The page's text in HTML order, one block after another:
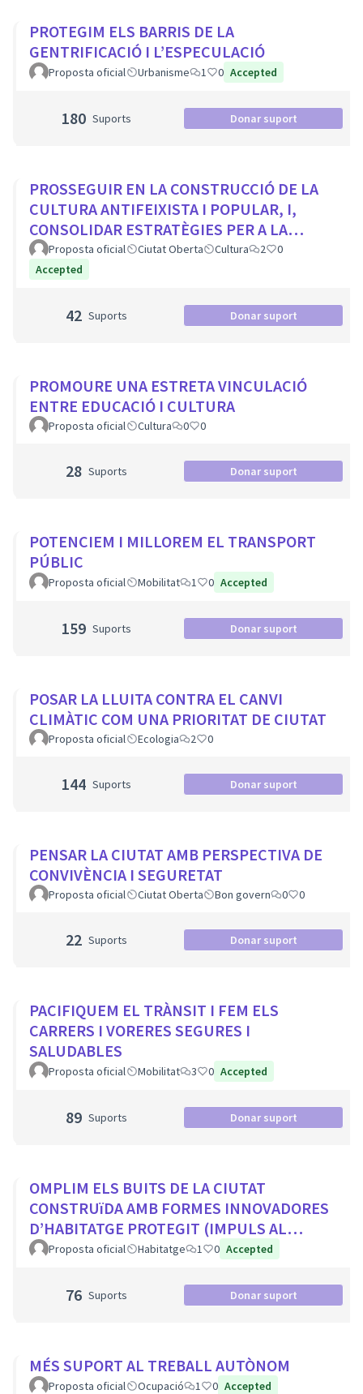
PROTEGIM ELS BARRIS DE LA
GENTRIFICACIÓ I L’ESPECULACIÓ
Proposta oficial Urbanisme 1 0 Accepted
180 Suports Donar suport
PROSSEGUIR EN LA CONSTRUCCIÓ DE LA
CULTURA ANTIFEIXISTA I POPULAR, I,
CONSOLIDAR ESTRATÈGIES PER A LA
VISIBILITZACIÓ DE LA MEMÒRIA
DEMOCRÀTICA CIUTADA
Proposta oficial Ciutat Oberta Cultura 2
0
Accepted
42 Suports Donar suport
PROMOURE UNA ESTRETA VINCULACIÓ
ENTRE EDUCACIÓ I CULTURA
Proposta oficial Cultura 0 0
28 Suports Donar suport
POTENCIEM I MILLOREM EL TRANSPORT
PÚBLIC
Proposta oficial Mobilitat 1 0 Accepted
159 Suports Donar suport
POSAR LA LLUITA CONTRA EL CANVI
CLIMÀTIC COM UNA PRIORITAT DE CIUTAT
Proposta oficial Ecologia 2 0
144 Suports Donar suport
PENSAR LA CIUTAT AMB PERSPECTIVA DE
CONVIVÈNCIA I SEGURETAT
Proposta oficial Ciutat Oberta Bon govern 0 0
22 Suports Donar suport
PACIFIQUEM EL TRÀNSIT I FEM ELS
CARRERS I VORERES SEGURES I
SALUDABLES
Proposta oficial Mobilitat 3 0 Accepted
89 Suports Donar suport
OMPLIM ELS BUITS DE LA CIUTAT
CONSTRUïDA AMB FORMES INNOVADORES
D’HABITATGE PROTEGIT (IMPULS AL
COHABITATGE, APROFITAR LOCALS BUITS
Proposta oficial Habitatge 1 0 Accepted
76 Suports Donar suport
MÉS SUPORT AL TREBALL AUTÒNOM
Proposta oficial Ocupació 1 0 Accepted